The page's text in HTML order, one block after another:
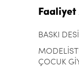
Faaliyet
BASKI
ÇOCUK